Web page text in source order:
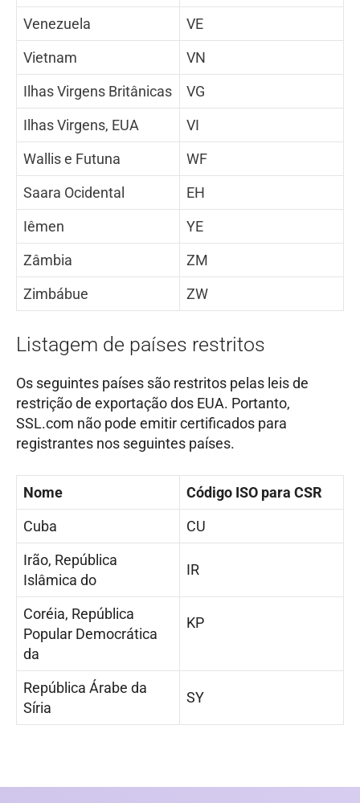
Venezuela
VE
Vietnam
VN
Ilhas Virgens Britânicas
VG
Ilhas Virgens, EUA
VI
Wallis e Futuna
WF
Saara Ocidental
EH
Iêmen
YE
Zâmbia
ZM
Zimbábue
ZW
Listagem de países restritos
Os seguintes países são restritos pelas leis de
restrição de exportação dos EUA. Portanto,
SSL.com não pode emitir certificados para
registrantes nos seguintes países.
Nome
Código ISO para CSR
Cuba
CU
Irão, República
Islâmica do
IR
Coréia, República
Popular Democrática
da
KP
República Árabe da
Síria
SY